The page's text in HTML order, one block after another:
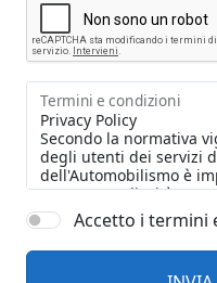
Termini e condizioni
Accetto i termini